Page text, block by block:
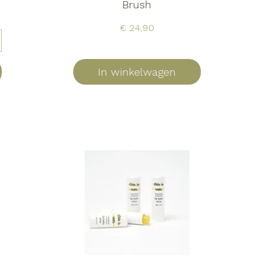
Brush
Prijs
€ 24,90
In winkelwagen